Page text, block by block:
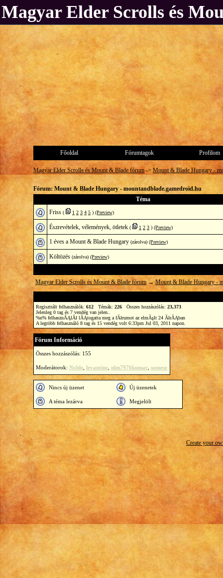
Magyar Elder Scrolls és
Főoldal Fórumtagok Profilom
Magyar Elder Scrolls és Mount & Blade fórum-> Mount & Blade Hungary -
Fórum: Mount & Blade Hungary - mountandblade.gamedroid.hu
Téma
Friss ( 1 2 3 4 5 ) (Preview)
Észrevételek, vélemények, ötletek ( 1 2 3 ) (Preview)
1 éves a Mount & Blade Hungary (zárolva) (Preview)
Költözés (zárolva) (Preview)
Magyar Elder Scrolls és Mount & Blade fórum→Mount & Blade Hungary -
Regisztrált felhasználók: 612 Témák: 226 Összes hozzászólás: 23,373
Jelenleg 0 tag és 7 vendég van jelen.
%n% felhasznĂĄlĂł lĂĄtogatta meg a fĂłrumot az elmĂşlt 24 ĂłrĂĄban
A legtöbb felhasználó 8 tag és 15 vendég volt 6:33pm Jul 03, 2011 napon.
Fórum Információ
Összes hozzászólás: 155
Moderátorok: Noble levantine nlm7976kumar somesz
Nincs új üzenet Új üzenetek
A téma lezárva Megjelölt
Create your